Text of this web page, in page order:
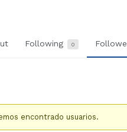
Following 0
encontrado usuarios.